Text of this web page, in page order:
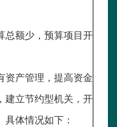
总额少，预算项目开
资产管理，提高资金
建立节约型机关，开
体情况如下：